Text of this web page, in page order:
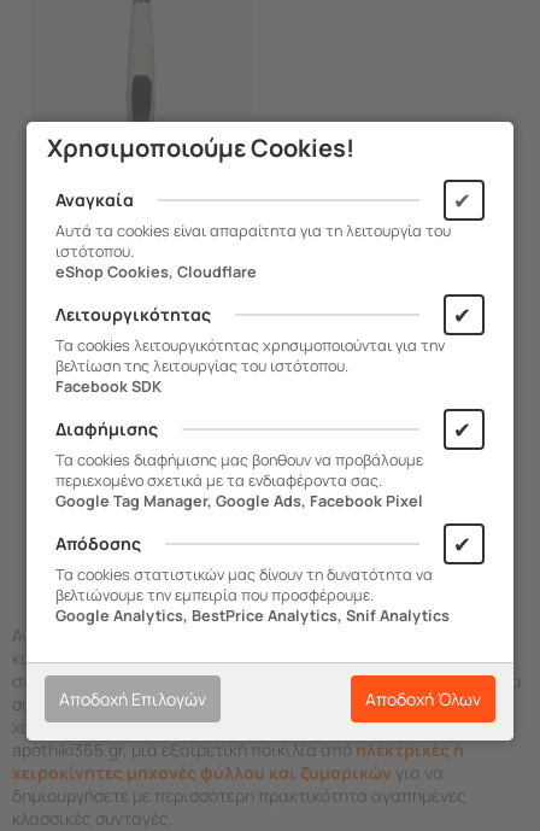
Αναπτήρας Γκαζιού με
Πιεζοηλεκτρονικό Σπινθήρα
Λευκό
Άμεση Παραλαβή
5,35€
ΑΓΟΡΑ
Ανάλογα με αυτό που σας εξυπηρετεί, μπορείτε να επιλέξετε
καμινέτο κατασκευασμένο από ανθεκτικό πλαστικό με διπλή
σχάρα ή από μέταλλο με ηλεκτρονική ανάφλεξη, αλλά και χρήσιμα
συμπληρωματικά είδη, όπως αναπτήρα γκαζιού και ρυθμιστή
χαμηλής πίεσης. Εξερευνήστε επίσης στο e-shop της
apothiki365.gr, μια εξαιρετική ποικιλία από ηλεκτρικές ή
χειροκίνητες μηχανές φύλλου και ζυμαρικών για να
δημιουργήσετε με περισσότερη πρακτικότητα αγαπημένες
κλασσικές συνταγές.
Χρησιμοποιούμε Cookies!
Αναγκαία ✔
Αυτά τα cookies είναι απαραίτητα για τη λειτουργία του
ιστότοπου.
eShop Cookies, Cloudflare
Λειτουργικότητας ✔
Τα cookies λειτουργικότητας χρησιμοποιούνται για την
βελτίωση της λειτουργίας του ιστότοπου.
Facebook SDK
Διαφήμισης ✔
Τα cookies διαφήμισης μας βοηθουν να προβάλουμε
περιεχομένο σχετικά με τα ενδιαφέροντα σας.
Google Tag Manager, Google Ads, Facebook Pixel
Απόδοσης ✔
Τα cookies στατιστικών μας δίνουν τη δυνατότητα να
βελτιώνουμε την εμπειρία που προσφέρουμε.
Google Analytics, BestPrice Analytics, Snif Analytics
Αποδοχή Επιλογών Αποδοχή Όλων